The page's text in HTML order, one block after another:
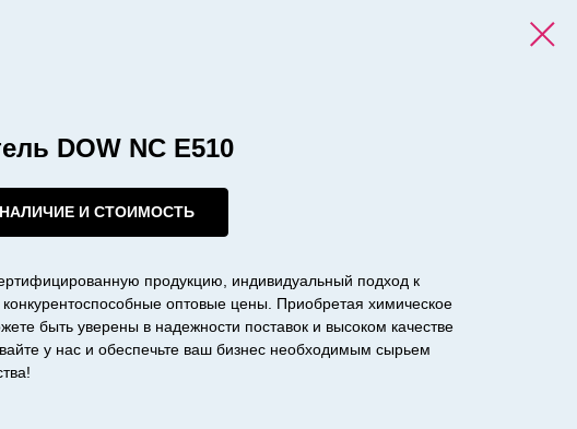
DOW NC E510
И СТОИМОСТЬ
продукцию, индивидуальный подход к
конкурентоспособные оптовые цены. Приобретая химическое
быть уверены в надежности поставок и высоком качестве
у нас и обеспечьте ваш бизнес необходимым сырьем